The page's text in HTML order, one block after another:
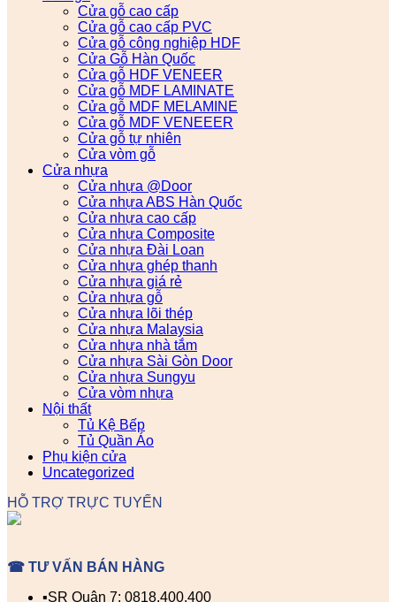
Cửa gỗ cao cấp
Cửa gỗ cao cấp PVC
Cửa gỗ công nghiệp HDF
Cửa Gỗ Hàn Quốc
Cửa gỗ HDF VENEER
Cửa gỗ MDF LAMINATE
Cửa gỗ MDF MELAMINE
Cửa gỗ MDF VENEEER
Cửa gỗ tự nhiên
Cửa vòm gỗ
Cửa nhựa
Cửa nhựa @Door
Cửa nhựa ABS Hàn Quốc
Cửa nhựa cao cấp
Cửa nhựa Composite
Cửa nhựa Đài Loan
Cửa nhựa ghép thanh
Cửa nhựa giá rẻ
Cửa nhựa gỗ
Cửa nhựa lõi thép
Cửa nhựa Malaysia
Cửa nhựa nhà tắm
Cửa nhựa Sài Gòn Door
Cửa nhựa Sungyu
Cửa vòm nhựa
Nội thất
Tủ Kệ Bếp
Tủ Quần Áo
Phụ kiện cửa
Uncategorized
HỖ TRỢ TRỰC TUYẾN
☎ TƯ VẤN BÁN HÀNG
▪️SR Quận 7: 0818.400.400